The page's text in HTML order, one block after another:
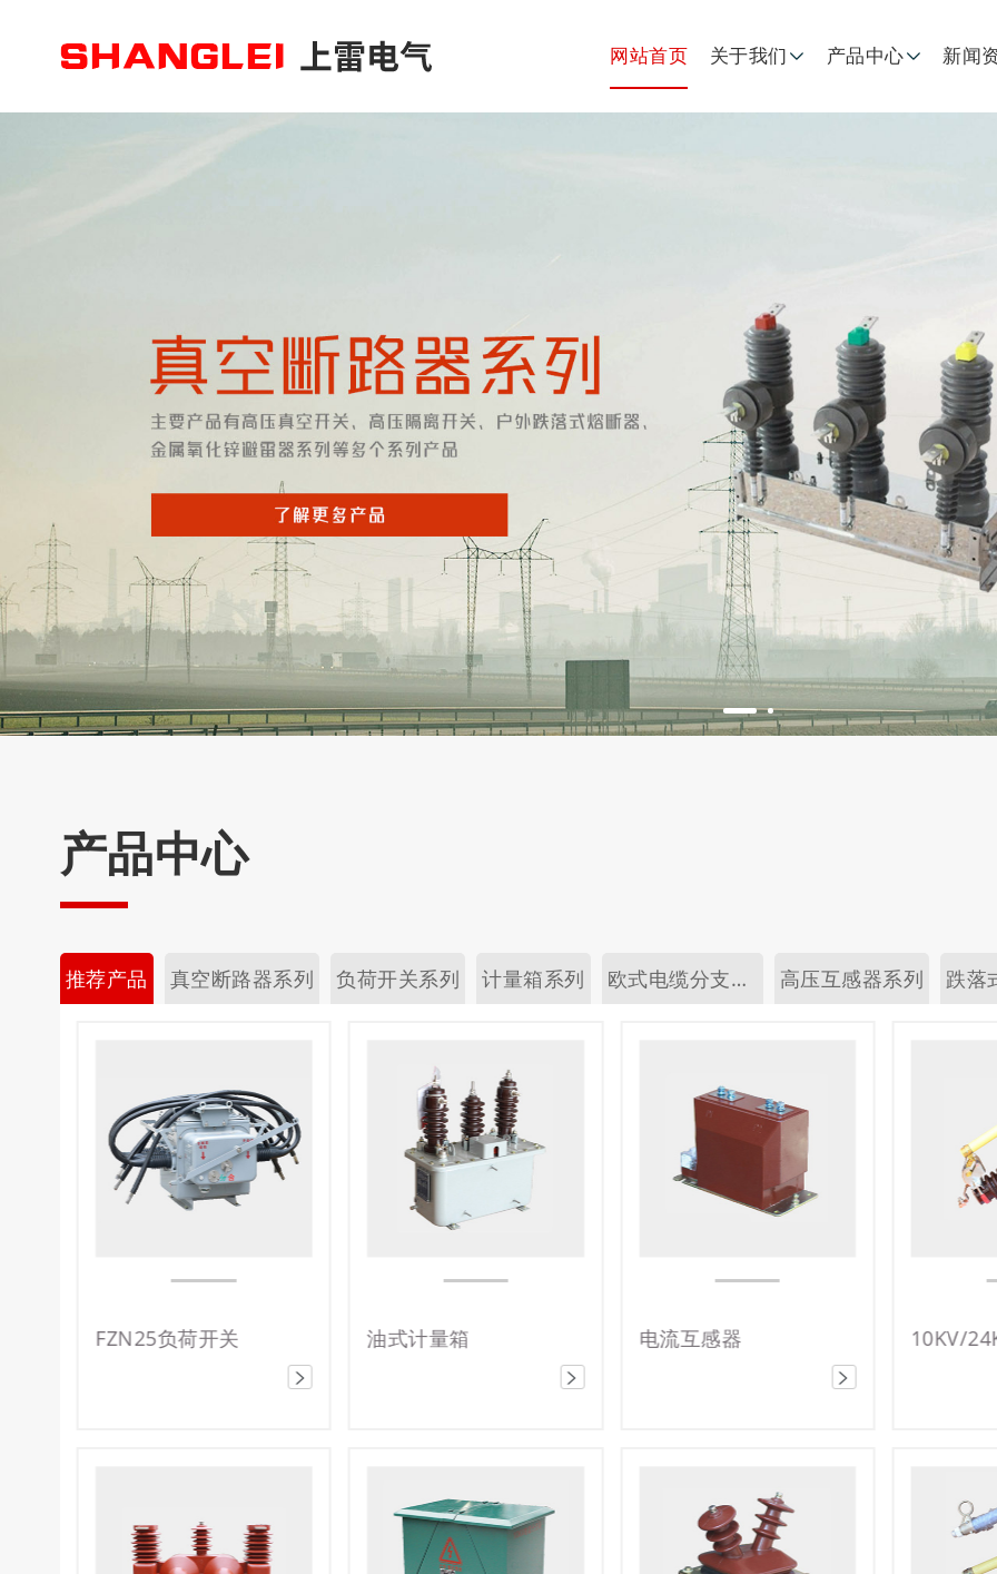
网站首页 关于我们 产品中心 新闻
产品中心
推荐产品 真空断路器系列 负荷开关系列 计量箱系列 欧式电缆分支箱系列 高压互感器系列
油式计量箱 电流互感器 隔离开